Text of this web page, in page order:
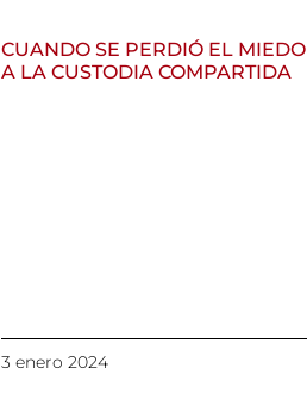
CUANDO SE PERDIÓ EL MIEDO
A LA CUSTODIA COMPARTIDA
3 enero 2024